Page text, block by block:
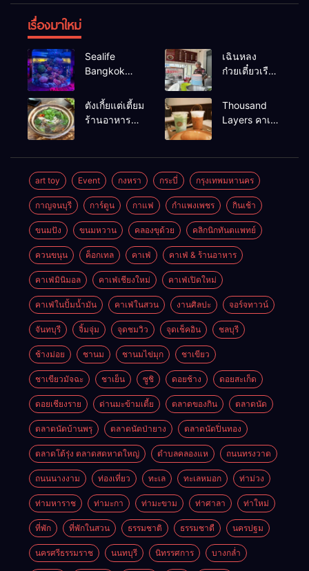
เรื่องมาใหม่
Sealife
Bangkok
แบงค์คอก
เฉินหลง
ก๋วยเตี๋ยวเรือ
อร่อยร้านดัง
หาดใหญ่
ตังเกี้ยแต่เตี้ยม
ร้านอาหาร
Thousand
Layers คาเฟ่
art toy Event กงหรา กระบี่ กรุงเทพมหานคร
กาญจนบุรี การ์ตูน กาแฟ กำแพงเพชร กินเช้า
ขนมปัง ขนมหวาน คลองขุด้วย คลิกนิกทันตแพทย์
ควนขนุน ค็อกเทล คาเฟ่ คาเฟ่ & ร้านอาหาร
คาเฟ่มินิมอล คาเฟ่เชียงใหม่ คาเฟ่เปิดใหม่
คาเฟ่ในปั้มน้ำมัน คาเฟ่ในสวน งานศิลปะ จอร์จทาวน์
จันทบุรี จิ้มจุ่ม จุดชมวิว จุดเช็คอิน ชลบุรี
ช้างม่อย ชานม ชานมไข่มุก ชาเขียว
ชาเขียวมัจฉะ ชาเย็น ซูชิ ดอยช้าง ดอยสะเก็ด
ดอยเชียงราย ด่านมะข้ามเตี้ย ตลาดของกิน ตลาดนัด
ตลาดนัดบ้านพรุ ตลาดนัดป่ายาง ตลาดนัดปิ่นทอง
ตลาดโต้รุ่ง ตลาดสดหาดใหญ่ ตำบลคลองแห ถนนทรงวาด
ถนนนางงาม ท่องเที่ยว ทะเล ทะเลหมอก ท่าม่วง
ท่ามหาราช ท่ามะกา ท่ามะขาม ท่าศาลา ท่าใหม่
ที่พัก ที่พักในสวน ธรรมชาติ ธรรมชาตื นครปฐม
นครศรีธรรมราช นนทบุรี นิทรรศการ บางกล่ำ